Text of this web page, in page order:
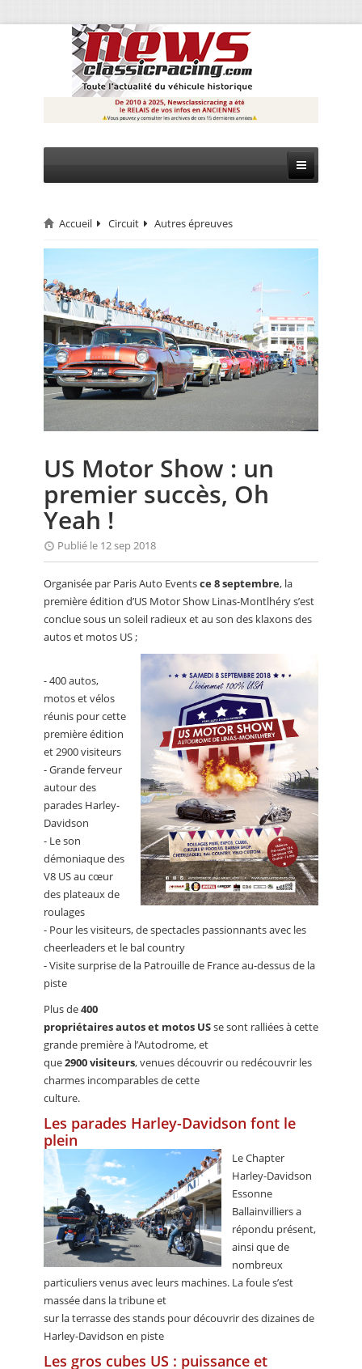
CIRCUIT
MONTAGNE
EVÈNEMENTS
CALENDRIER
FOCUS
ANNUAIRES
PETITES ANNONCES
Accueil Circuit Autres épreuves
US Motor Show : un
premier succès, Oh
Yeah !
Publié le 12 sep 2018
Organisée par Paris Auto Eventsce 8 septembre, la
première édition d’US Motor Show Linas-Montlhéry s’est
conclue sous un soleil radieux et au son des klaxons des
autos et motos US ;
- 400 autos,
motos et vélos
réunis pour cette
première édition
et 2900 visiteurs
- Grande ferveur
autour des
parades Harley-
Davidson
- Le son
démoniaque des
V8 US au cœur
des plateaux de
roulages
- Pour les visiteurs, de spectacles passionnants avec les
cheerleaders et le bal country
- Visite surprise de la Patrouille de France au-dessus de la
piste
Plus de400
propriétaires autos et motos USse sont ralliées à cette
grande première à l’Autodrome, et
que2900 visiteurs, venues découvrir ou redécouvrir les
charmes incomparables de cette
culture.
Les parades Harley-Davidson font le
plein
Le Chapter
Harley-Davidson
Essonne
Ballainvilliers a
répondu présent,
ainsi que de
nombreux
particuliers venus avec leurs machines. La foule s’est
massée dans la tribune et
sur la terrasse des stands pour découvrir des dizaines de
Harley-Davidson en piste
Les gros cubes US : puissance et